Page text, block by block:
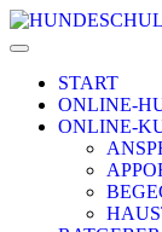
START
ONLINE-
ONLINE-